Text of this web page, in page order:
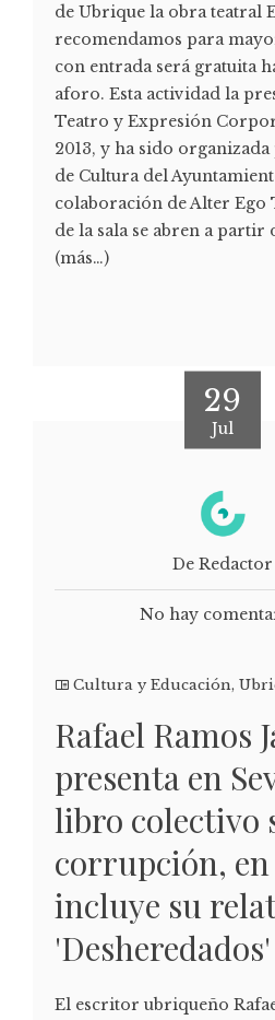
de Ubrique la obra teatral
recomendamos para
con entrada será gratuita
aforo. Esta actividad la
Teatro y Expresión
2013, y ha sido
de Cultura del
colaboración de Alter Ego
de la sala se abren a partir
(más…)
29
Jul
De Redactor
No hay
Cultura y Educación,
Rafael Ramos
presenta en
libro colectivo
corrupción, en
incluye su
'Desheredados'
El escritor ubriqueño